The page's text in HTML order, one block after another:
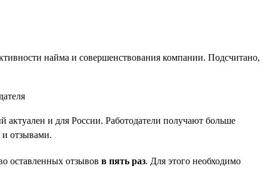
найма и совершенствования компании. Подсчитано,
и для России. Работодатели получают больше
и отзывами.
оставленных отзывов в пять раз. Для этого необходимо